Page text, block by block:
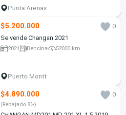
Punta Arenas
$5.200.000
0
Se vende Changan 2021
2021 Bencina 52000 km
Puerto Montt
$4.890.000 0
(Rebajado 8%)